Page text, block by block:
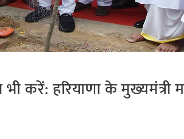
करें: हरियाणा के मुख्यमंत्री